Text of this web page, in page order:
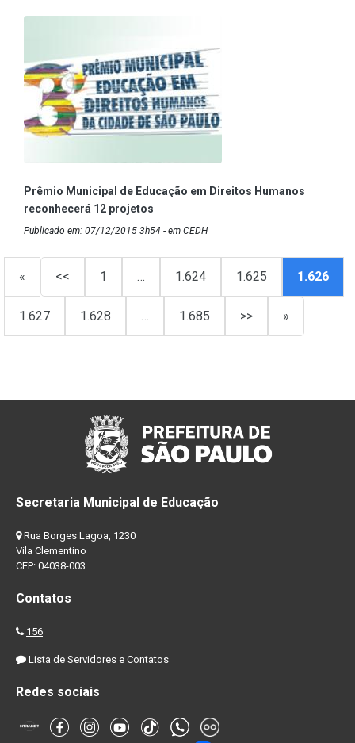
Prêmio Municipal de Educação em Direitos Humanos
reconhecerá 12 projetos
Publicado em: 07/12/2015 3h54 - em CEDH
« << 1 … 1.624 1.625 1.626
1.627 1.628 … 1.685 >> »
Secretaria Municipal de Educação
Rua Borges Lagoa, 1230
Vila Clementino
CEP: 04038-003
Contatos
156
Lista de Servidores e Contatos
Redes sociais